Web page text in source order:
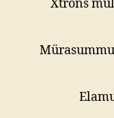
Xtrons